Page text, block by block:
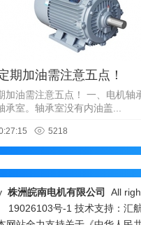
期加油需注意五点！
加油需注意五点！ 一、电机轴
承室。轴承室没有内油盖...
5218
株洲皖南电机有限公司 All
19026103号-1 技术支持：汇